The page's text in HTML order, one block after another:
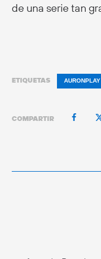
de una serie tan
ETIQUETAS AURONPLAY
COMPARTIR